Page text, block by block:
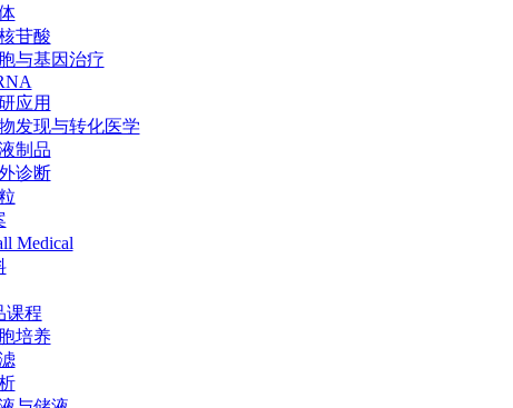
苷酸
与基因治疗
应用
发现与转化医学
制品
诊断
Medical
课程
培养